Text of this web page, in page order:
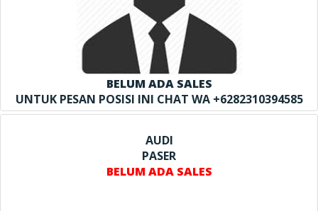
BELUM ADA SALES
UNTUK PESAN POSISI INI CHAT WA +6282310394585
AUDI
PASER
BELUM ADA SALES